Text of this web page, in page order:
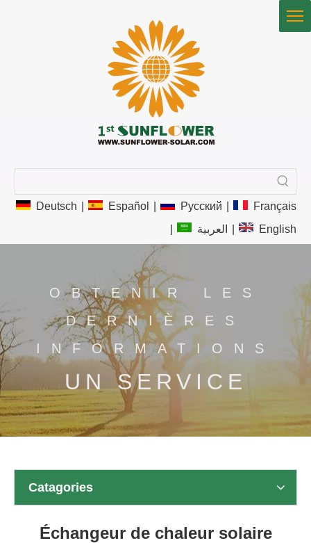
Deutsch Español Pусский
Français
العربية English
OBTENIR LES
DERNIÈRES
INFORMATIONS
UN SERVICE
Catagories
Échangeur de chaleur solaire